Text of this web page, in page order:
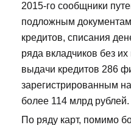
2015-го сообщники
подложным
кредитов, списания
ряда вкладчиков без
выдачи кредитов 286
зарегистрированным
более 114 млрд рублей.
По ряду карт, помимо